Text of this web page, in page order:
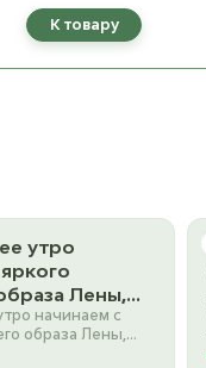
К товару
утро
Лены,
которого –
Тонкий
начинаем с
образа Лены,
–